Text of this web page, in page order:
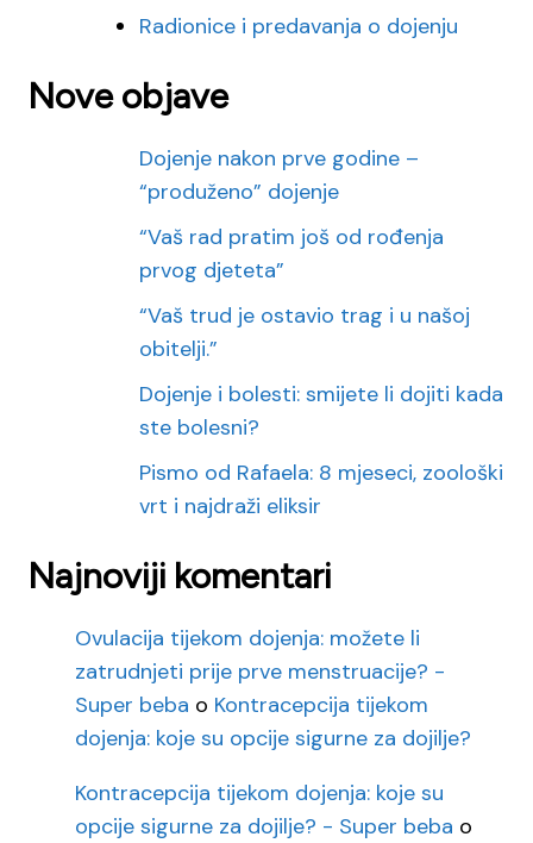
Radionice i predavanja o dojenju
Nove objave
Dojenje nakon prve godine –
“produženo” dojenje
“Vaš rad pratim još od rođenja
prvog djeteta”
“Vaš trud je ostavio trag i u našoj
obitelji.”
Dojenje i bolesti: smijete li dojiti kada
ste bolesni?
Pismo od Rafaela: 8 mjeseci, zoološki
vrt i najdraži eliksir
Najnoviji komentari
Ovulacija tijekom dojenja: možete li
zatrudnjeti prije prve menstruacije? -
Super beba o Kontracepcija tijekom
dojenja: koje su opcije sigurne za dojilje?
Kontracepcija tijekom dojenja: koje su
opcije sigurne za dojilje? - Super beba o